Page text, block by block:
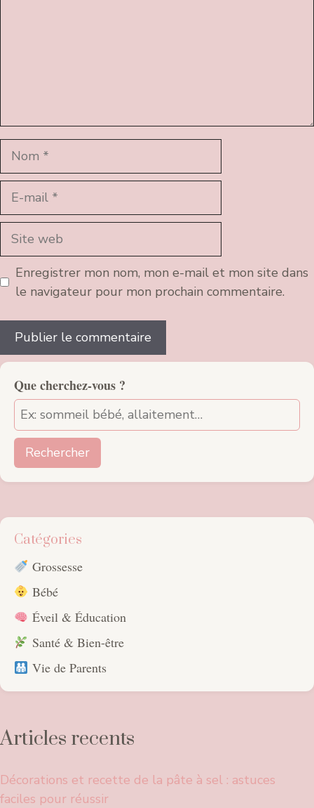
Nom
Site
Enregistrer mon nom, mon e-mail et mon site dans
le navigateur pour mon prochain commentaire.
Que cherchez-vous ?
Rechercher
Catégories
Grossesse
Bébé
Éveil & Éducation
Santé & Bien-être
Vie de Parents
Articles recents
Décorations et recette de la pâte à sel : astuces
faciles pour réussir